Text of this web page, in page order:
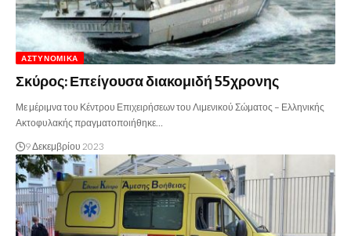
ΑΣΤΥΝΟΜΙΚΆ
Σκύρος: Επείγουσα διακομιδή 55χρονης
Με μέριμνα του Κέντρου Επιχειρήσεων του Λιμενικού Σώματος – Ελληνικής
Ακτοφυλακής πραγματοποιήθηκε…
9 Δεκεμβρίου 2023